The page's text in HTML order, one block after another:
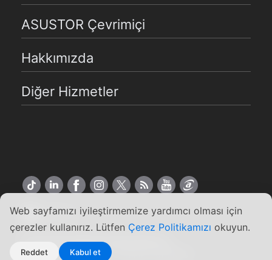
Web sayfamızı iyileştirmemize yardımcı olması için
çerezler kullanırız. Lütfen Çerez Politikamızı okuyun.
Reddet Kabul et
ASUSTOR Çevrimiçi
Hakkımızda
Diğer Hizmetler
Türkçe
Copyright ©2026 ASUSTOR Inc.
Kullanım Koşulları
|